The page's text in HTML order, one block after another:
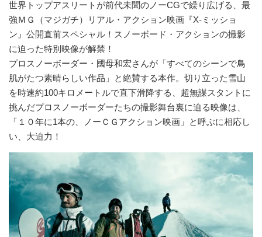
世界トップアスリートが前代未聞のノーCGで繰り広げる、最
強ＭＧ（マジガチ）リアル・アクション映画『X-ミッショ
ン』公開直前スペシャル！スノーボード・アクションの撮影
に迫った特別映像が解禁！
プロスノーボーダー・國母和宏さんが「すべてのシーンで鳥
肌がたつ素晴らしい作品」と絶賛する本作。切り立った雪山
を時速約100キロメートルで直下滑降する、超無謀スタントに
挑んだプロスノーボーダーたちの撮影舞台裏に迫る映像は、
「１０年に1本の、ノーＣＧアクション映画」と呼ぶに相応し
い、大迫力！